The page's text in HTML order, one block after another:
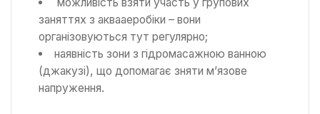
заняттях з аквааеробіки – вони
організовуються тут регулярно;
наявність зони з гідромасажною ванною
(джакузі), що допомагає зняти м’язове
напруження.